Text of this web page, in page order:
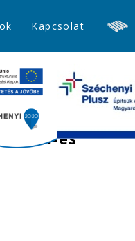
Kapcsolat
nélkül,
mm-es